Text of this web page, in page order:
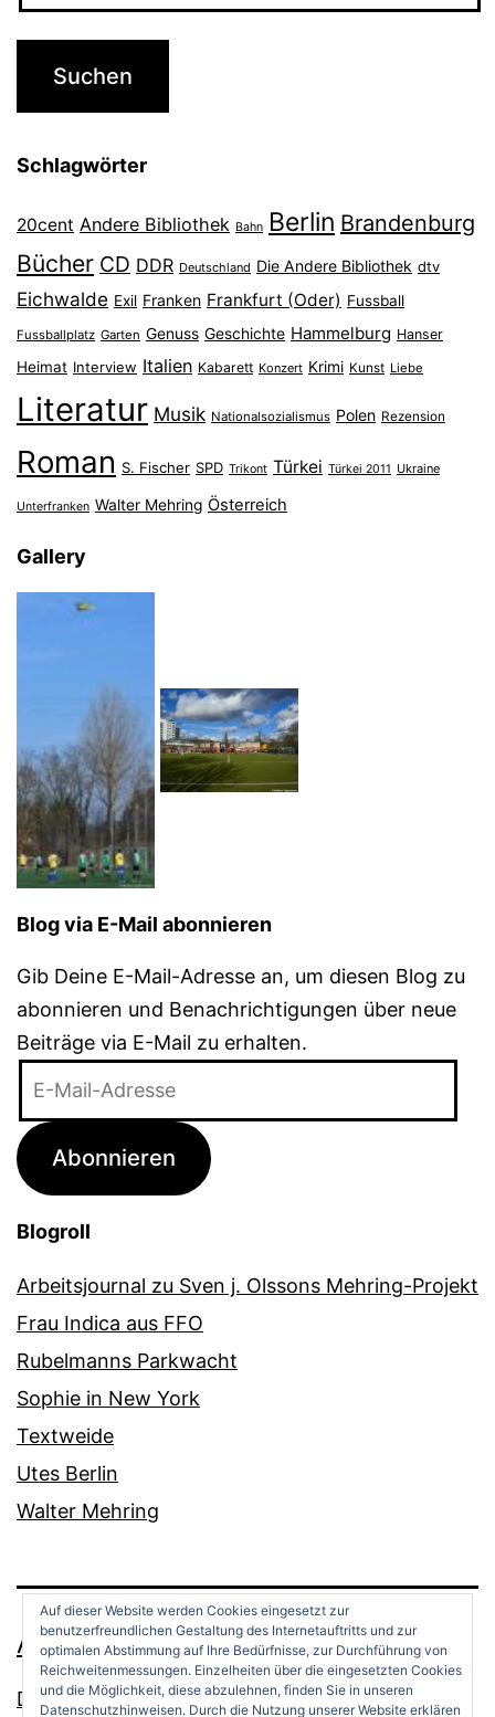
Schlagwörter
20cent Andere Bibliothek Bahn Berlin Brandenburg
Bücher CD DDR Deutschland Die Andere Bibliothek dtv
Eichwalde Exil Franken Frankfurt (Oder) Fussball
Fussballplatz Garten Genuss Geschichte Hammelburg Hanser
Heimat Interview Italien Kabarett Konzert Krimi Kunst Liebe
Literatur Musik Nationalsozialismus Polen Rezension
Roman S. Fischer SPD Trikont Türkei Türkei 2011 Ukraine
Unterfranken Walter Mehring Österreich
Gallery
Blog via E-Mail abonnieren
Gib Deine E-Mail-Adresse an, um diesen Blog zu
abonnieren und Benachrichtigungen über neue
Beiträge via E-Mail zu erhalten.
Adresse
Abonnieren
Blogroll
Arbeitsjournal zu Sven j. Olssons Mehring-Projekt
Frau Indica aus FFO
Rubelmanns Parkwacht
Sophie in New York
Textweide
Utes Berlin
Walter Mehring
ANDREAS OPPERMANN
Datenschutz
Auf dieser Website werden Cookies eingesetzt zur
benutzerfreundlichen Gestaltung des Internetauftritts und zur
optimalen Abstimmung auf Ihre Bedürfnisse, zur Durchführung von
Reichweitenmessungen. Einzelheiten über die eingesetzten Cookies
und die Möglichkeit, diese abzulehnen, finden Sie in unseren
Datenschutzhinweisen. Durch die Nutzung unserer Website erklären